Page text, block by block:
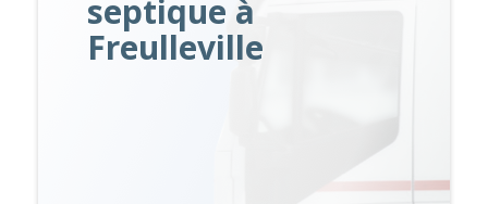
septique à
Freulleville